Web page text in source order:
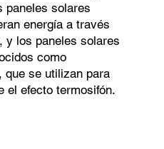
paneles solares
energía a través
y los paneles solares
como
que se utilizan para
el efecto termosifón.